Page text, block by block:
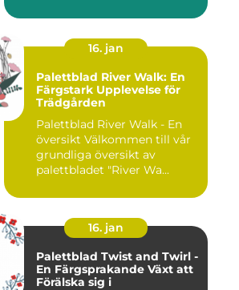
16. jan
Palettblad River Walk: En
Färgstark Upplevelse för
Trädgården
Palettblad River Walk - En
översikt Välkommen till vår
grundliga översikt av
palettbladet "River Wa...
16. jan
Palettblad Twist and Twirl -
En Färgsprakande Växt att
Förälska sig i